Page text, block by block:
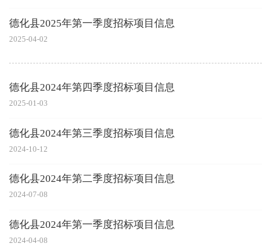
德化县2025年第一季度招标项目信息
2025-04-02
德化县2024年第四季度招标项目信息
2025-01-03
德化县2024年第三季度招标项目信息
2024-10-12
德化县2024年第二季度招标项目信息
2024-07-08
德化县2024年第一季度招标项目信息
2024-04-08